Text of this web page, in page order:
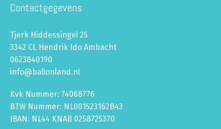
Contactgegevens
Tjerk Hiddessingel 25
3342 CL Hendrik Ido Ambacht
0623840190
info@ballonland.nl
Kvk Nummer: 74068776
BTW Nummer: NL001523162B43
IBAN: NL44 KNAB 0258725370